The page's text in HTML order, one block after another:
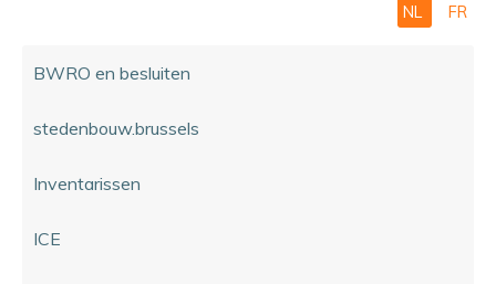
NL FR
BWRO en besluiten
stedenbouw.brussels
Inventarissen
ICE